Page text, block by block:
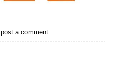
post a comment.